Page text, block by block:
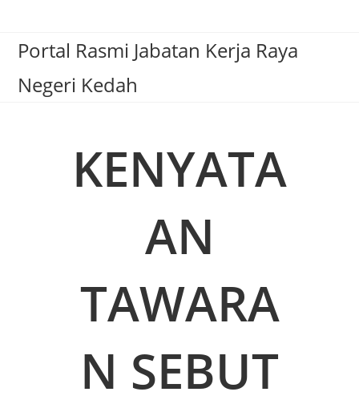
Portal Rasmi Jabatan Kerja Raya
Negeri Kedah
KENYATA
AN
TAWARA
N SEBUT